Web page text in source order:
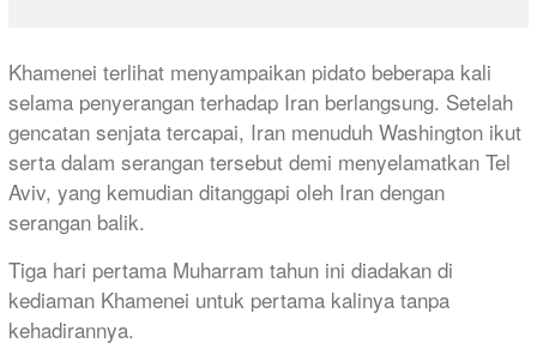
Khamenei terlihat menyampaikan pidato beberapa kali
selama penyerangan terhadap Iran berlangsung. Setelah
gencatan senjata tercapai, Iran menuduh Washington ikut
serta dalam serangan tersebut demi menyelamatkan Tel
Aviv, yang kemudian ditanggapi oleh Iran dengan
serangan balik.
Tiga hari pertama Muharram tahun ini diadakan di
kediaman Khamenei untuk pertama kalinya tanpa
kehadirannya.